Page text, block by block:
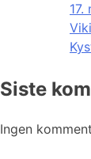
Siste
Ingen